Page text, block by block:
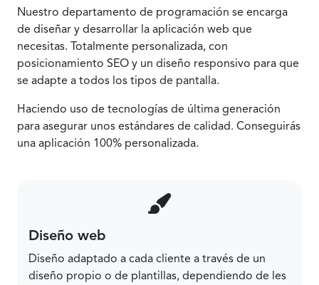
Nuestro departamento de programación se encarga
de diseñar y desarrollar la aplicación web que
necesitas. Totalmente personalizada, con
posicionamiento SEO y un diseño responsivo para que
se adapte a todos los tipos de pantalla.
Haciendo uso de tecnologías de última generación
para asegurar unos estándares de calidad. Conseguirás
una aplicación 100% personalizada.
Diseño web
Diseño adaptado a cada cliente a través de un
diseño propio o de plantillas, dependiendo de les